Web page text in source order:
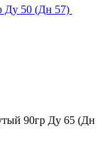
Ду 50 (Дн 57)
90гр Ду 65 (Дн